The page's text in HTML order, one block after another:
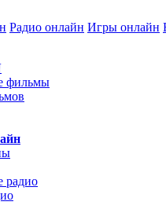
Радио онлайн Игры онлайн
фильмы
радио